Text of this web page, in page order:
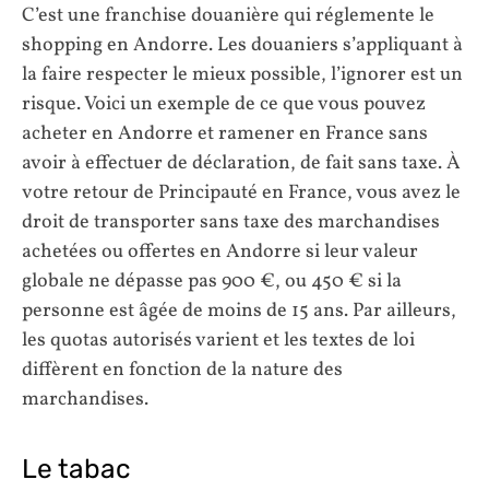
C’est une franchise douanière qui réglemente le
shopping en Andorre. Les douaniers s’appliquant à
la faire respecter le mieux possible, l’ignorer est un
risque. Voici un exemple de ce que vous pouvez
acheter en Andorre et ramener en France sans
avoir à effectuer de déclaration, de fait sans taxe. À
votre retour de Principauté en France, vous avez le
droit de transporter sans taxe des marchandises
achetées ou offertes en Andorre si leur valeur
globale ne dépasse pas 900 €, ou 450 € si la
personne est âgée de moins de 15 ans. Par ailleurs,
les quotas autorisés varient et les textes de loi
diffèrent en fonction de la nature des
marchandises.
Le tabac